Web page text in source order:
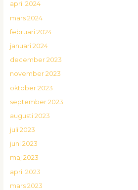
april 2024
mars 2024
februari 2024
januari 2024
december 2023
november 2023
oktober 2023
september 2023
augusti 2023
juli 2023
juni 2023
maj 2023
april 2023
mars 2023